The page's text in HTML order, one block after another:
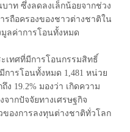
าท ซึ่งลดลงเล็กน้อยจากช่วง
รถือครองของชาวต่างชาติใน
มูลค่าการโอนทั้งหมด
เทศที่มีการโอนกรรมสิทธิ์
ารโอนทั้งหมด 1,481 หน่วย
19.2% มองว่า เกิดความ
ากปัจจัยทางเศรษฐกิจ
องการลงทุนต่างชาติทั่วโลก